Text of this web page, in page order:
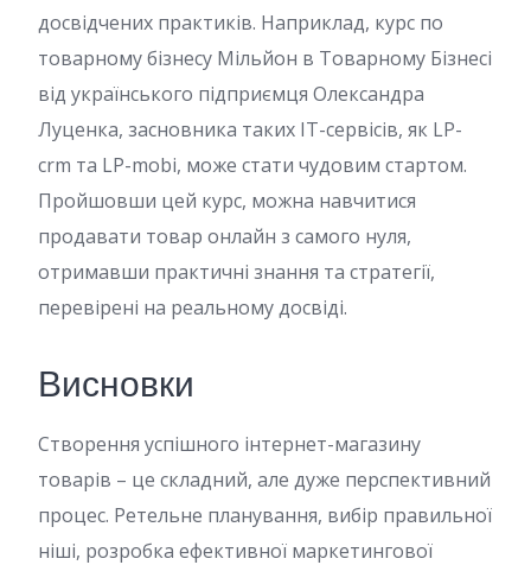
досвідчених практиків. Наприклад, курс по
товарному бізнесу Мільйон в Товарному Бізнесі
від українського підприємця Олександра
Луценка, засновника таких IT-сервісів, як LP-
crm та LP-mobi, може стати чудовим стартом.
Пройшовши цей курс, можна навчитися
продавати товар онлайн з самого нуля,
отримавши практичні знання та стратегії,
перевірені на реальному досвіді.
Висновки
Створення успішного інтернет-магазину
товарів – це складний, але дуже перспективний
процес. Ретельне планування, вибір правильної
ніші, розробка ефективної маркетингової